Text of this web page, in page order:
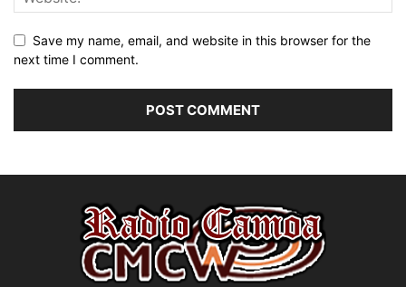
Save my name, email, and website in this browser for the
next time I comment.